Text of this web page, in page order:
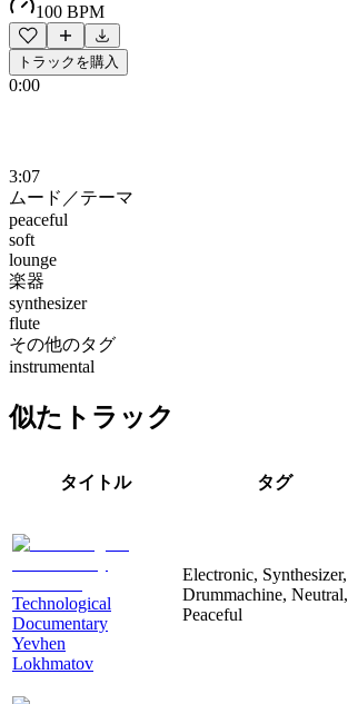
100 BPM
トラックを購入
0:00
3:07
ムード／テーマ
peaceful
soft
lounge
楽器
synthesizer
flute
その他のタグ
instrumental
似たトラック
タイトル タグ
Technological
Documentary
Yevhen
Lokhmatov
Electronic, Synthesizer,
Drummachine, Neutral,
Peaceful